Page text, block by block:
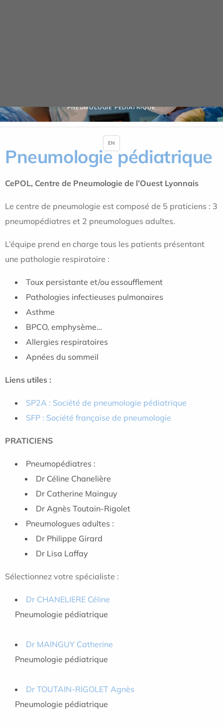
PNEUMOLOGIE PÉDIATRIQUE
Pneumologie pédiatrique
CePOL, Centre de Pneumologie de l’Ouest Lyonnais
Le centre de pneumologie est composé de 5 praticiens : 3
pneumopédiatres et 2 pneumologues adultes.
L’équipe prend en charge tous les patients présentant
une pathologie respiratoire :
Toux persistante et/ou essoufflement
Pathologies infectieuses pulmonaires
Asthme
BPCO, emphysème…
Allergies respiratoires
Apnées du sommeil
Liens utiles :
SP2A : Société de pneumologie pédiatrique
SFP : Société française de pneumologie
PRATICIENS
Pneumopédiatres :
Dr Céline Chanelière
Dr Catherine Mainguy
Dr Agnès Toutain-Rigolet
Pneumologues adultes :
Dr Philippe Girard
Dr Lisa Laffay
Sélectionnez votre spécialiste :
Dr CHANELIERE Céline
Pneumologie pédiatrique
Dr MAINGUY Catherine
Pneumologie pédiatrique
Dr TOUTAIN-RIGOLET Agnès
Pneumologie pédiatrique
EN